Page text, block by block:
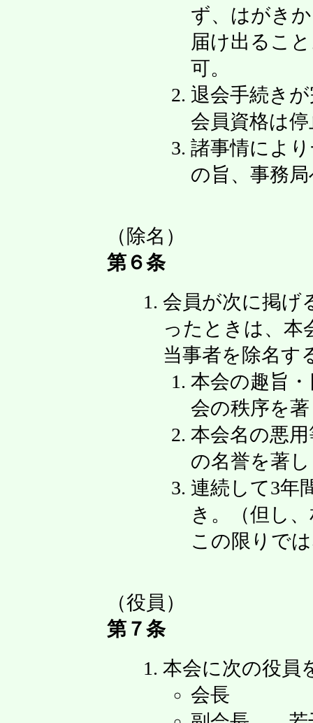
ず、はがき
届け出るこ
可。
退会手続き
会員資格は
諸事情によ
の旨、事務
（除名）
第６条
会員が次に掲げ
ったときは、本
当事者を除名す
本会の趣旨
会の秩序を
本会名の悪
の名誉を著
連続して3年
き。（但し
この限りで
（役員）
第７条
本会に次の役員
会長